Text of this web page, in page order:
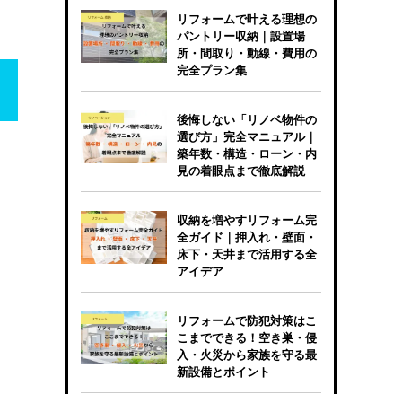
リフォームで叶える理想の
パントリー収納｜設置場
所・間取り・動線・費用の
完全プラン集
後悔しない「リノベ物件の
選び方」完全マニュアル｜
築年数・構造・ローン・内
見の着眼点まで徹底解説
収納を増やすリフォーム完
全ガイド｜押入れ・壁面・
床下・天井まで活用する全
アイデア
リフォームで防犯対策はこ
こまでできる！空き巣・侵
入・火災から家族を守る最
新設備とポイント